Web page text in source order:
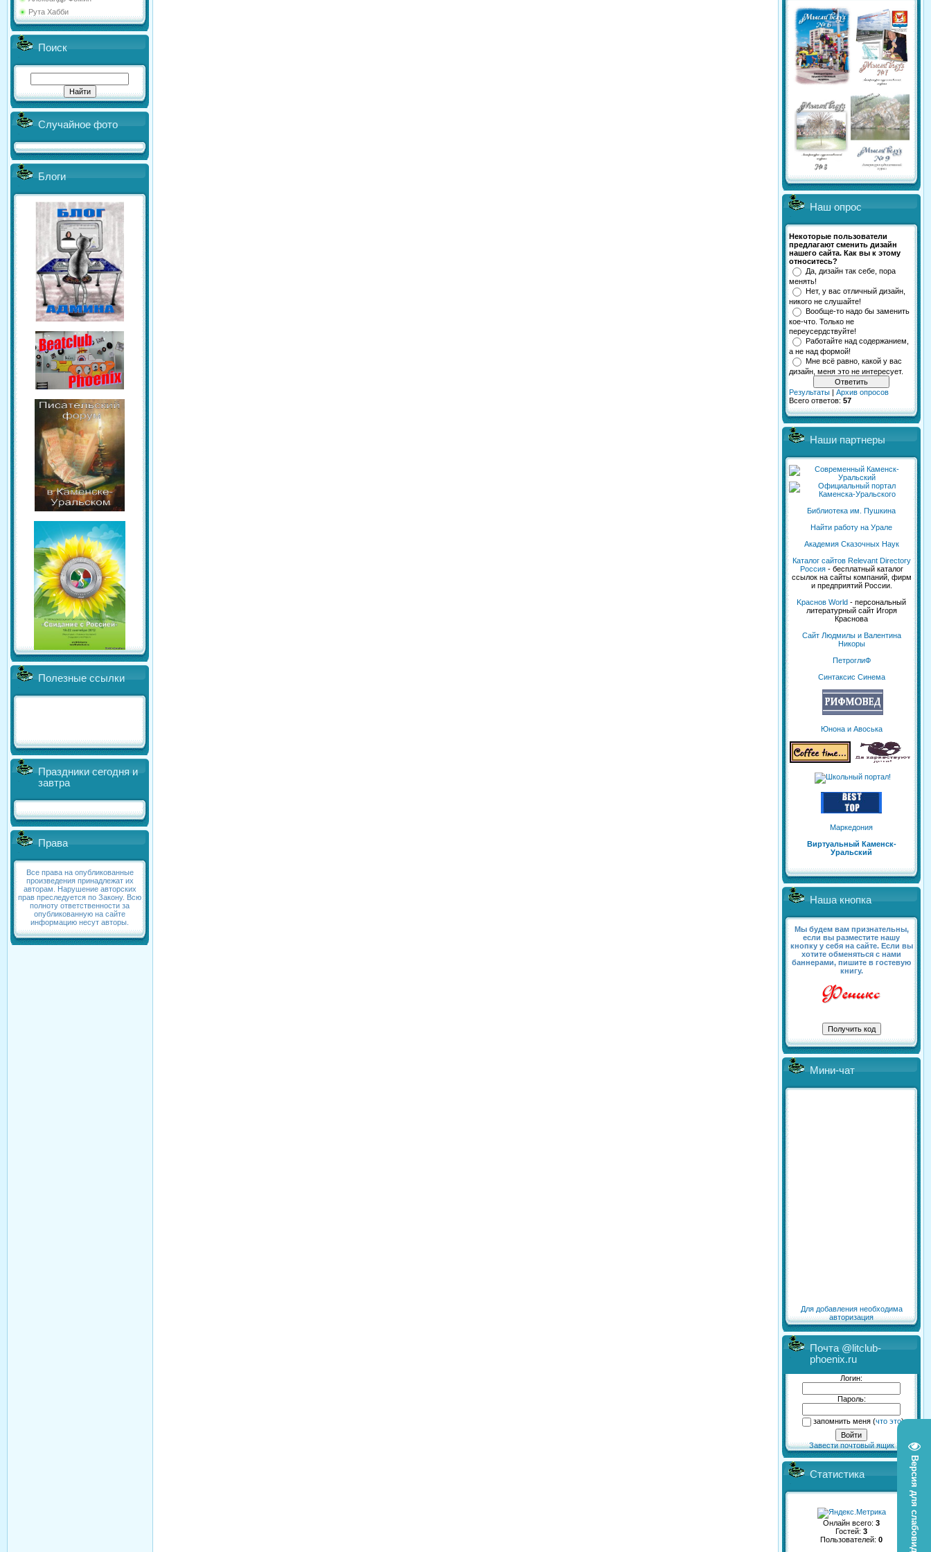
Версия для слабовидящих
Рута Хабби
Поиск
Случайное фото
Блоги
Полезные ссылки
Праздники сегодня и
завтра
Права
Все права на опубликованные
произведения принадлежат их
авторам. Нарушение авторских
прав преследуется по Закону. Всю
полноту ответственности за
опубликованную на сайте
информацию несут авторы.
Наш опрос
Некоторые пользователи
предлагают сменить дизайн
нашего сайта. Как вы к этому
относитесь?
Да, дизайн так себе, пора
менять!
Нет, у вас отличный дизайн,
никого не слушайте!
Вообще-то надо бы заменить
кое-что. Только не
переусердствуйте!
Работайте над содержанием,
а не над формой!
Мне всё равно, какой у вас
дизайн, меня это не интересует.
Результаты | Архив опросов
Всего ответов: 57
Наши партнеры
Библиотека им. Пушкина
Найти работу на Урале
Академия Сказочных Наук
Каталог сайтов Relevant Directory
Россия- бесплатный каталог
ссылок на сайты компаний, фирм
и предприятий России.
Kраснов World - персональный
литературный сайт Игоря
Краснова
Сайт Людмилы и Валентина
Никоры
ПетроглиФ
Синтаксис Синема
Юнона и Авоська
Маркедония
Виртуальный Каменск-
Уральский
Наша кнопка
Мы будем вам признательны,
если вы разместите нашу
кнопку у себя на сайте. Если вы
хотите обменяться с нами
баннерами, пишите в гостевую
книгу.
Мини-чат
Для добавления необходима
авторизация
Почта @litclub-
phoenix.ru
Логин:
Пароль:
запомнить меня(что это)
Завести почтовый ящик
Статистика
Онлайн всего: 3
Гостей: 3
Пользователей: 0